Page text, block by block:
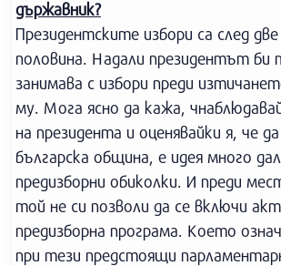
държавник?
Президентските избори са след
половина. Надали президентът би
занимава с избори преди
му. Мога ясно да кажа,
на президента и оценявайки я, че
българска община, е идея много
предизборни обиколки. И преди
той не си позволи да се включи
предизборна програма. Което
при тези предстоящи